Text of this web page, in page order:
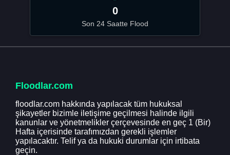
0
Son 24 Saatte Flood
Floodlar.com
floodlar.com hakkında yapılacak tüm hukuksal
şikayetler bizimle iletişime geçilmesi halinde ilgili
kanunlar ve yönetmelikler çerçevesinde en geç 1 (Bir)
Hafta içerisinde tarafımızdan gerekli işlemler
yapılacaktır. Telif ya da hukuki durumlar için irtibata
geçin.